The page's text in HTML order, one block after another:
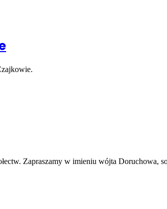
Zapraszamy w imieniu wójta Doruchowa,